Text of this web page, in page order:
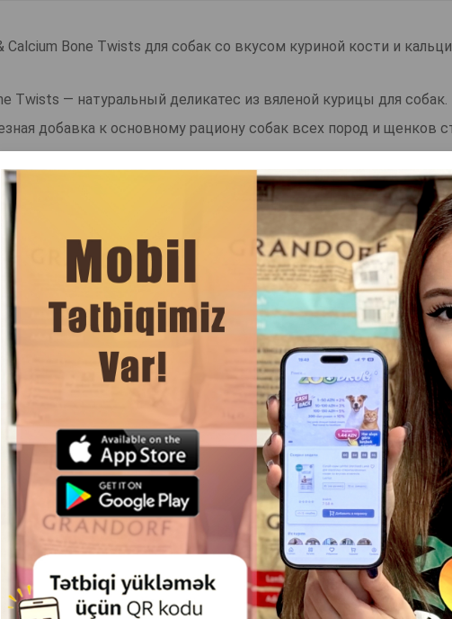
Bone Twists для собак со вкусом куриной кости и
Twists — натуральный деликатес из вяленой курицы для собак.
добавка к основному рациону собак всех пород и щенков
для собак безопаснее натуральных, так как не ломаются и
Wanpy Chicken Jerky & Calcium Bone Twists содержит много
вашего питомца, укрепляются его здоровье и
ЛАКОМСТВО WANPY BEEF STEAKS ДЛЯ
СОБАК СО ВКУСОМ ГОВЯДИНЫ
#830214100 ГР.
ЛАКОМСТВО
DOGS
ВЗРОСЛЫХ